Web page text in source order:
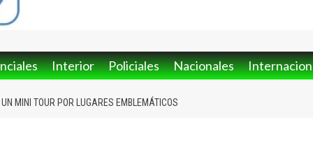
Interior Policiales Nacionales
MINI TOUR POR LUGARES EMBLEMÁTICOS